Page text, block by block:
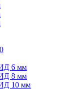
6 мм
8 мм
10 мм